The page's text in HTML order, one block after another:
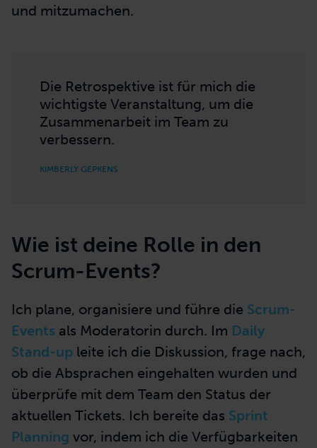
und mitzumachen.
Die Retrospektive ist für mich die
wichtigste Veranstaltung, um die
Zusammenarbeit im Team zu
verbessern.
KIMBERLY GEPKENS
Wie ist deine Rolle in den
Scrum-Events?
Ich plane, organisiere und führe die Scrum-
Events als Moderatorin durch. Im Daily
Stand-up leite ich die Diskussion, frage nach,
ob die Absprachen eingehalten wurden und
überprüfe mit dem Team den Status der
aktuellen Tickets. Ich bereite das Sprint
Planning vor, indem ich die Verfügbarkeiten